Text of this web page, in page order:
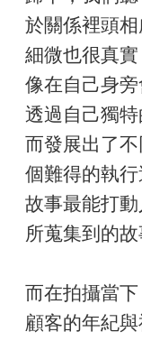
於關係裡頭
細微也很真
像在自己身
透過自己獨
而發展出了
個難得的執
故事最能打
所蒐集到的故
而在拍攝當
顧客的年紀